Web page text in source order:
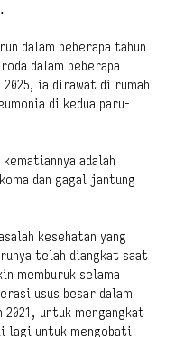
dalam beberapa tahun
dalam beberapa
2025, ia dirawat di rumah
di kedua paru-
kematiannya adalah
dan gagal jantung
kesehatan yang
telah diangkat saat
memburuk selama
usus besar dalam
untuk mengangkat
lagi untuk mengobati